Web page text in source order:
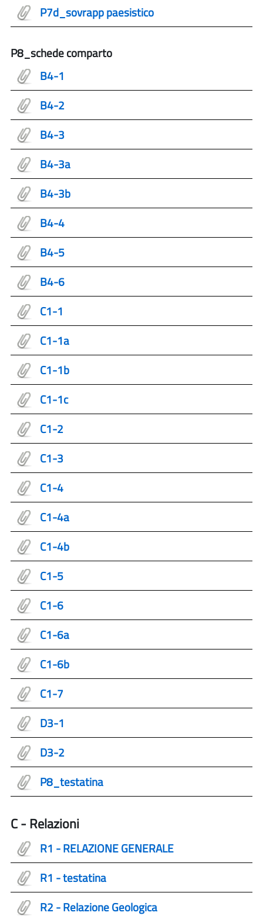
P7d_sovrapp paesistico
P8_schede comparto
B4-1
B4-2
B4-3
B4-3a
B4-3b
B4-4
B4-5
B4-6
C1-1
C1-1a
C1-1b
C1-1c
C1-2
C1-3
C1-4
C1-4a
C1-4b
C1-5
C1-6
C1-6a
C1-6b
C1-7
D3-1
D3-2
P8_testatina
C - Relazioni
R1 - RELAZIONE GENERALE
R1 - testatina
R2 - Relazione Geologica